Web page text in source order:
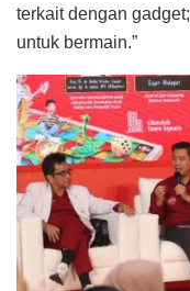
terkait dengan
untuk bermain.”